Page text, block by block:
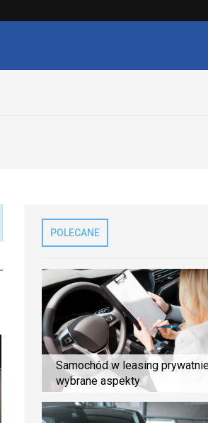
POLECANE
Samochód w leasing
wybrane aspekty